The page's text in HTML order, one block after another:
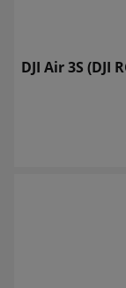
DJI Air 3S (DJI